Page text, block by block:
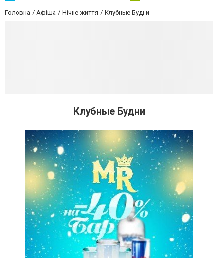
Головна Афіша Нічне життя Клубные Будни
Клубные Будни